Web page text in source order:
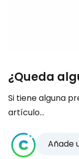
¿Queda
Si tiene alguna
artículo...
Añade